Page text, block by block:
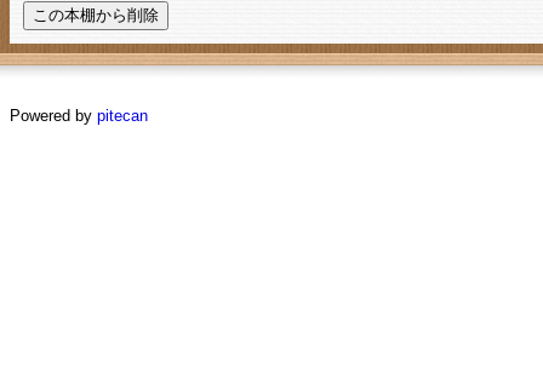
Powered by pitecan